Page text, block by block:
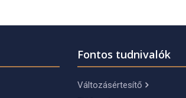
Fontos tudnivalók
Változásértesítő